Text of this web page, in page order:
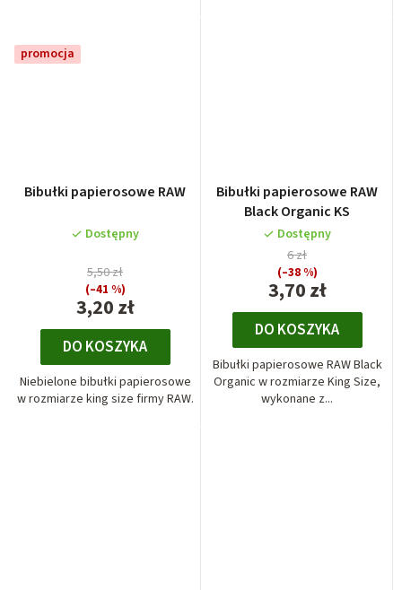
promocja
Bibułki papierosowe RAW
Dostępny
3,20 zł
5,50 zł
(–41 %)
DO KOSZYKA
Niebielone bibułki papierosowe
w rozmiarze king size firmy RAW.
Bibułki papierosowe RAW
Black Organic KS
Dostępny
3,70 zł
6 zł
(–38 %)
DO KOSZYKA
Bibułki papierosowe RAW Black
Organic w rozmiarze King Size,
wykonane z...